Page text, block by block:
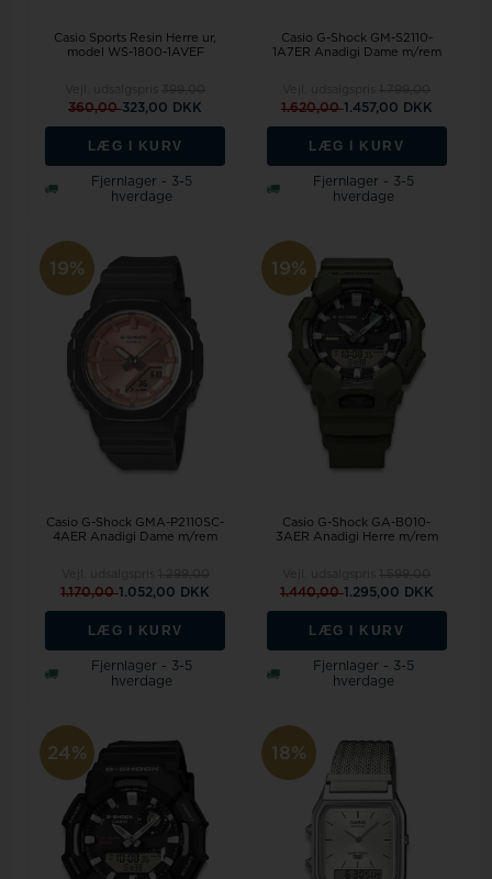
Casio Sports Resin Herre ur,
model WS-1800-1AVEF
360,00323,00 DKK
LÆG I KURV
Fjernlager - 3-5
hverdage
Casio G-Shock GM-S2110-
1A7ER Anadigi Dame m/rem
1.620,001.457,00 DKK
LÆG I KURV
Fjernlager - 3-5
hverdage
19%
Casio G-Shock GMA-P2110SC-
4AER Anadigi Dame m/rem
1.170,001.052,00 DKK
LÆG I KURV
Fjernlager - 3-5
hverdage
19%
Casio G-Shock GA-B010-
3AER Anadigi Herre m/rem
1.440,001.295,00 DKK
LÆG I KURV
Fjernlager - 3-5
hverdage
24% 18%